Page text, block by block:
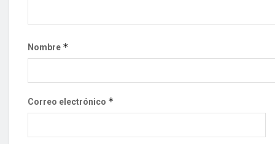
Nombre *
Correo electrónico *